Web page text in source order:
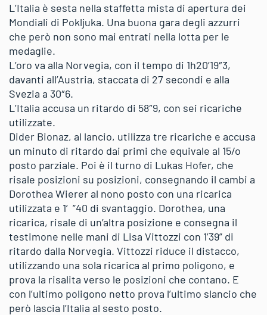
L’Italia è sesta nella staffetta mista di apertura dei
Mondiali di Pokljuka. Una buona gara degli azzurri
che però non sono mai entrati nella lotta per le
medaglie.
L’oro va alla Norvegia, con il tempo di 1h20’19″3,
davanti all’Austria, staccata di 27 secondi e alla
Svezia a 30″6.
L’Italia accusa un ritardo di 58″9, con sei ricariche
utilizzate.
Dider Bionaz, al lancio, utilizza tre ricariche e accusa
un minuto di ritardo dai primi che equivale al 15/o
posto parziale. Poi è il turno di Lukas Hofer, che
risale posizioni su posizioni, consegnando il cambi a
Dorothea Wierer al nono posto con una ricarica
utilizzata e 1′”40 di svantaggio. Dorothea, una
ricarica, risale di un’altra posizione e consegna il
testimone nelle mani di Lisa Vittozzi con 1’39” di
ritardo dalla Norvegia. Vittozzi riduce il distacco,
utilizzando una sola ricarica al primo poligono, e
prova la risalita verso le posizioni che contano. E
con l’ultimo poligono netto prova l’ultimo slancio che
però lascia l’Italia al sesto posto.